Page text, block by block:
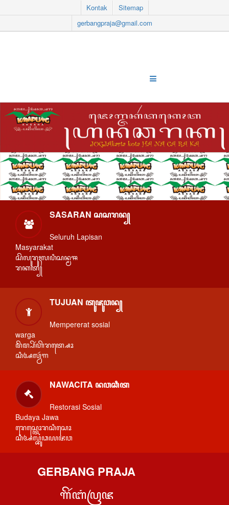
Kontak
Sitemap
gerbangpraja@gmail.com
SASARAN ꦱꦱꦫꦤ꧀
Seluruh Lapisan
Masyarakat
ꦱꦼꦭꦸꦫꦸꦃꦭꦥꦶꦱꦤ꧀ꦩꦯ
ꦫꦏꦠ꧀
TUJUAN ꦠꦸꦗꦸꦮꦤ꧀
Mempererat sosial
warga
ꦩꦼꦩ꧀ꦥꦼꦂꦲꦼꦫꦠ꧀ꦱꦺꦴ
ꦱꦶꦄꦭ꧀ꦮꦂꦒ
NAWACITA ꦤꦮꦕꦶꦠ
Restorasi Sosial
Budaya Jawa
ꦫꦺꦱ꧀ꦠꦺꦴꦫꦱꦶꦱꦺꦴ
ꦱꦶꦄꦭ꧀ꦧꦸꦣꦪꦗꦮ
GERBANG PRAJA
ꦒꦼꦂꦧꦁꦥꦿꦗ